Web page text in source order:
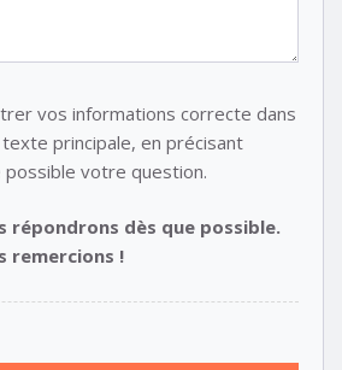
vos informations correcte dans
principale, en précisant
possible votre question.
répondrons dès que possible.
remercions !